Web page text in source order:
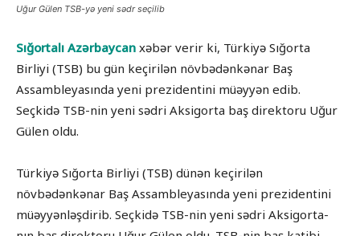
Uğur Gülen TSB-yə yeni sədr seçilib
Sığortalı Azərbaycan xəbər verir ki, Türkiyə Sığorta
Birliyi (TSB) bu gün keçirilən növbədənkənar Baş
Assambleyasında yeni prezidentini müəyyən edib.
Seçkidə TSB-nin yeni sədri Aksigorta baş direktoru Uğur
Gülen oldu.
Türkiyə Sığorta Birliyi (TSB) dünən keçirilən
növbədənkənar Baş Assambleyasında yeni prezidentini
müəyyənləşdirib. Seçkidə TSB-nin yeni sədri Aksigorta-